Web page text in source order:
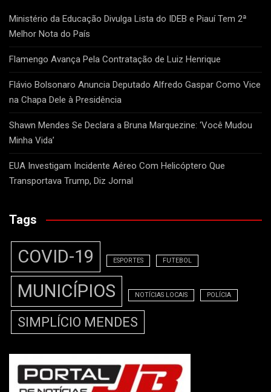
Ministério da Educação Divulga Lista do IDEB e Piauí Tem 2ª
Melhor Nota do País
Flamengo Avança Pela Contratação de Luiz Henrique
Flávio Bolsonaro Anuncia Deputado Alfredo Gaspar Como Vice
na Chapa Dele à Presidência
Shawn Mendes Se Declara a Bruna Marquezine: ‘Você Mudou
Minha Vida’
EUA Investigam Incidente Aéreo Com Helicóptero Que
Transportava Trump, Diz Jornal
Tags
COVID-19 ESPORTES FUTEBOL
MUNICÍPIOS NOTÍCIAS LOCAIS POLÍCIA
SIMPLÍCIO MENDES